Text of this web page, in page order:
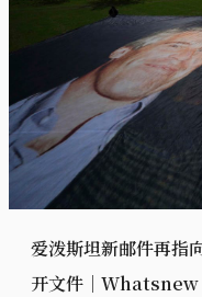
爱泼斯坦新邮件再指
开文件｜Whatsnew